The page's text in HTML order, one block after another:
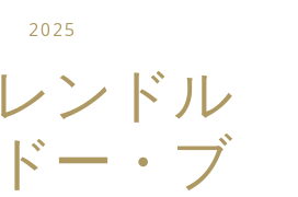
2025
ンドル
ー・ブ